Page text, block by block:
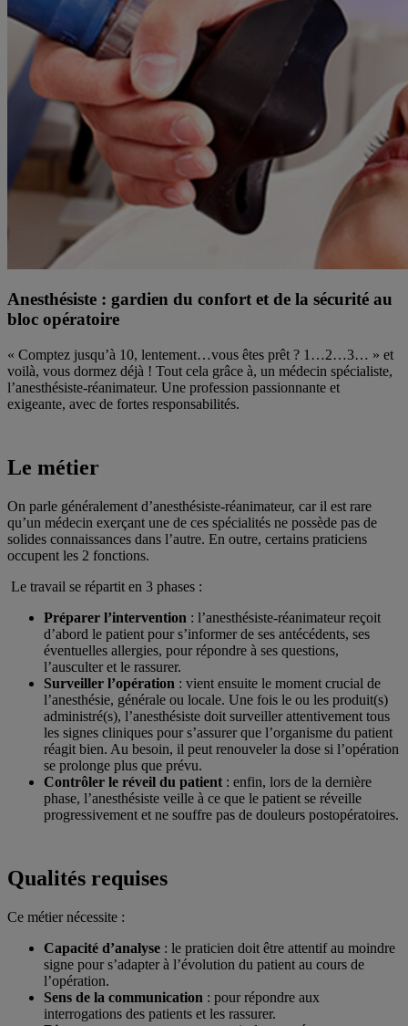
Anesthésiste : gardien du confort et de la sécurité au
bloc opératoire
« Comptez jusqu’à 10, lentement…vous êtes prêt ? 1…2…3… » et
voilà, vous dormez déjà ! Tout cela grâce à, un médecin spécialiste,
l’anesthésiste-réanimateur. Une profession passionnante et
exigeante, avec de fortes responsabilités.
Le métier
On parle généralement d’anesthésiste-réanimateur, car il est rare
qu’un médecin exerçant une de ces spécialités ne possède pas de
solides connaissances dans l’autre. En outre, certains praticiens
occupent les 2 fonctions.
Le travail se répartit en 3 phases :
Préparer l’intervention : l’anesthésiste-réanimateur reçoit
d’abord le patient pour s’informer de ses antécédents, ses
éventuelles allergies, pour répondre à ses questions,
l’ausculter et le rassurer.
Surveiller l’opération : vient ensuite le moment crucial de
l’anesthésie, générale ou locale. Une fois le ou les produit(s)
administré(s), l’anesthésiste doit surveiller attentivement tous
les signes cliniques pour s’assurer que l’organisme du patient
réagit bien. Au besoin, il peut renouveler la dose si l’opération
se prolonge plus que prévu.
Contrôler le réveil du patient : enfin, lors de la dernière
phase, l’anesthésiste veille à ce que le patient se réveille
progressivement et ne souffre pas de douleurs postopératoires.
Qualités requises
Ce métier nécessite :
Capacité d’analyse : le praticien doit être attentif au moindre
signe pour s’adapter à l’évolution du patient au cours de
l’opération.
Sens de la communication : pour répondre aux
interrogations des patients et les rassurer.